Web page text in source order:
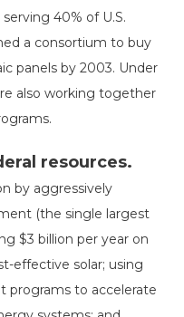
40% of U.S.
a consortium to buy
panels by 2003. Under
also working together
resources.
by aggressively
(the single largest
$3 billion per year on
effective solar; using
programs to accelerate